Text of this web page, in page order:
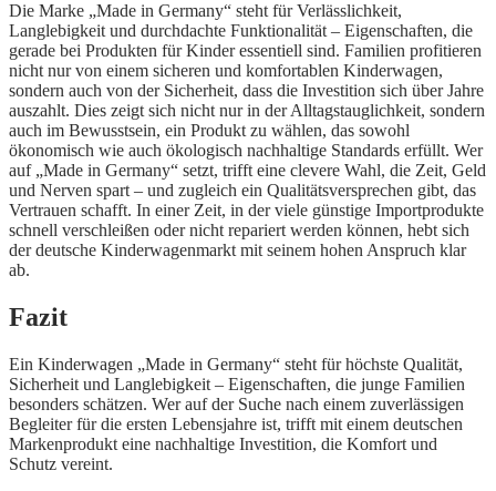
Die Marke „Made in Germany“ steht für Verlässlichkeit,
Langlebigkeit und durchdachte Funktionalität – Eigenschaften, die
gerade bei Produkten für Kinder essentiell sind. Familien profitieren
nicht nur von einem sicheren und komfortablen Kinderwagen,
sondern auch von der Sicherheit, dass die Investition sich über Jahre
auszahlt. Dies zeigt sich nicht nur in der Alltagstauglichkeit, sondern
auch im Bewusstsein, ein Produkt zu wählen, das sowohl
ökonomisch wie auch ökologisch nachhaltige Standards erfüllt. Wer
auf „Made in Germany“ setzt, trifft eine clevere Wahl, die Zeit, Geld
und Nerven spart – und zugleich ein Qualitätsversprechen gibt, das
Vertrauen schafft. In einer Zeit, in der viele günstige Importprodukte
schnell verschleißen oder nicht repariert werden können, hebt sich
der deutsche Kinderwagenmarkt mit seinem hohen Anspruch klar
ab.
Fazit
Ein Kinderwagen „Made in Germany“ steht für höchste Qualität,
Sicherheit und Langlebigkeit – Eigenschaften, die junge Familien
besonders schätzen. Wer auf der Suche nach einem zuverlässigen
Begleiter für die ersten Lebensjahre ist, trifft mit einem deutschen
Markenprodukt eine nachhaltige Investition, die Komfort und
Schutz vereint.